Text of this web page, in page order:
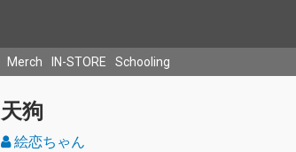
Merch IN-STORE Schooling
天狗
絵恋ちゃん